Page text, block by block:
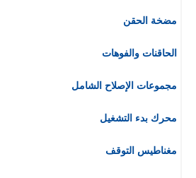
مضخة الحقن
الحاقنات والفوهات
مجموعات الإصلاح الشامل
محرك بدء التشغيل
مغناطيس التوقف